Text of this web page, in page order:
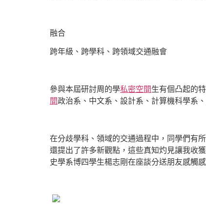
融合
跨年級、跨學科、跨領域交通融會
參與本屆研討周的學私密空間生有個凸起的
間政治系、中文系、設計系、計算機科學系
在分歧學科、領域的交通過程中，同學們有
還提出了許多新觀點，這些真知灼見讓我收
史學系博四學生楊志剛在座談分送朋友感觸